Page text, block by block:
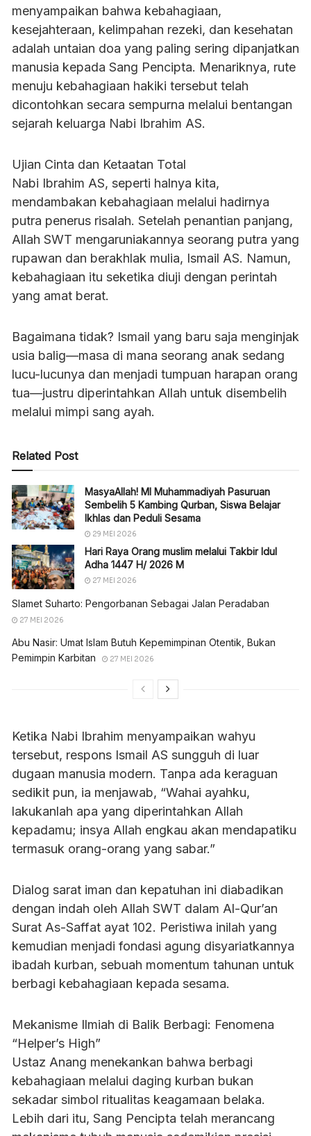
menyampaikan bahwa kebahagiaan,
kesejahteraan, kelimpahan rezeki, dan kesehatan
adalah untaian doa yang paling sering dipanjatkan
manusia kepada Sang Pencipta. Menariknya, rute
menuju kebahagiaan hakiki tersebut telah
dicontohkan secara sempurna melalui bentangan
sejarah keluarga Nabi Ibrahim AS.
Ujian Cinta dan Ketaatan Total
Nabi Ibrahim AS, seperti halnya kita,
mendambakan kebahagiaan melalui hadirnya
putra penerus risalah. Setelah penantian panjang,
Allah SWT mengaruniakannya seorang putra yang
rupawan dan berakhlak mulia, Ismail AS. Namun,
kebahagiaan itu seketika diuji dengan perintah
yang amat berat.
Bagaimana tidak? Ismail yang baru saja menginjak
usia balig—masa di mana seorang anak sedang
lucu-lucunya dan menjadi tumpuan harapan orang
tua—justru diperintahkan Allah untuk disembelih
melalui mimpi sang ayah.
Related Post
MasyaAllah! MI Muhammadiyah Pasuruan
Sembelih 5 Kambing Qurban, Siswa Belajar
Ikhlas dan Peduli Sesama
29 MEI 2026
Hari Raya Orang muslim melalui Takbir Idul
Adha 1447 H/ 2026 M
27 MEI 2026
Slamet Suharto: Pengorbanan Sebagai Jalan Peradaban
27 MEI 2026
Abu Nasir: Umat Islam Butuh Kepemimpinan Otentik, Bukan
Pemimpin Karbitan
27 MEI 2026
Ketika Nabi Ibrahim menyampaikan wahyu
tersebut, respons Ismail AS sungguh di luar
dugaan manusia modern. Tanpa ada keraguan
sedikit pun, ia menjawab, “Wahai ayahku,
lakukanlah apa yang diperintahkan Allah
kepadamu; insya Allah engkau akan mendapatiku
termasuk orang-orang yang sabar.”
Dialog sarat iman dan kepatuhan ini diabadikan
dengan indah oleh Allah SWT dalam Al-Qur’an
Surat As-Saffat ayat 102. Peristiwa inilah yang
kemudian menjadi fondasi agung disyariatkannya
ibadah kurban, sebuah momentum tahunan untuk
berbagi kebahagiaan kepada sesama.
Mekanisme Ilmiah di Balik Berbagi: Fenomena
“Helper’s High”
Ustaz Anang menekankan bahwa berbagi
kebahagiaan melalui daging kurban bukan
sekadar simbol ritualitas keagamaan belaka.
Lebih dari itu, Sang Pencipta telah merancang